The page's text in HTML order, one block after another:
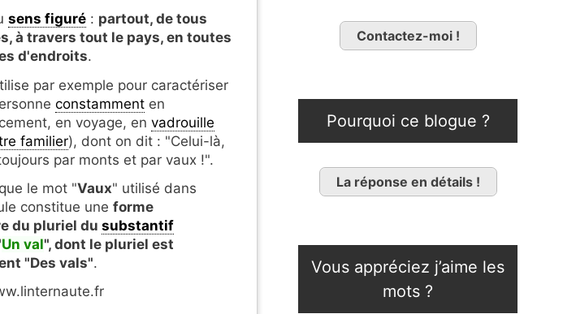
sens figuré : partout, de tous
à travers tout le pays, en toutes
d'endroits.
par exemple pour caractériser
constamment en
en voyage, en vadrouille
familier), dont on dit : "Celui-là,
par monts et par vaux !".
le mot "Vaux" utilisé dans
constitue une forme
du pluriel du substantif
Un val", dont le pluriel est
"Des vals".
Contactez-moi !
Pourquoi ce blogue ?
La réponse en détails !
Vous appréciez j’aime les
mots ?